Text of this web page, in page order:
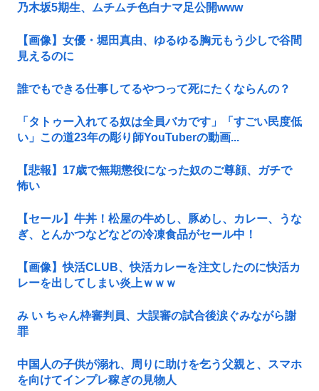
乃木坂5期生、ムチムチ色白ナマ足公開www
【画像】女優・堀田真由、ゆるゆる胸元もう少しで谷間
見えるのに
誰でもできる仕事してるやつって死にたくならんの？
「タトゥー入れてる奴は全員バカです」「すごい民度低
い」この道23年の彫り師YouTuberの動画...
【悲報】17歳で無期懲役になった奴のご尊顔、ガチで
怖い
【セール】牛丼！松屋の牛めし、豚めし、カレー、うな
ぎ、とんかつなどなどの冷凍食品がセール中！
【画像】快活CLUB、快活カレーを注文したのに快活カ
レーを出してしまい炎上ｗｗｗ
み い ちゃん枠審判員、大誤審の試合後涙ぐみながら謝
罪
中国人の子供が溺れ、周りに助けを乞う父親と、スマホ
を向けてインプレ稼ぎの見物人